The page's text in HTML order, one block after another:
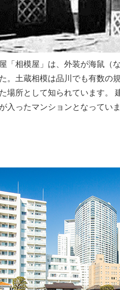
「相模屋」は、外装が海鼠（
。土蔵相模は品川でも有数の
場所として知られています。
入ったマンションとなっていま